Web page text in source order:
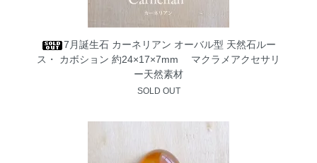
7月誕生石 カーネリアン オーバル型 天然石ルー
ス・ カボション 約24×17×7mm マクラメアクセサリ
ー天然素材
SOLD OUT